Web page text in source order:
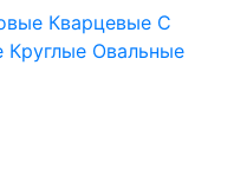
Кварцевые С
Круглые Овальные